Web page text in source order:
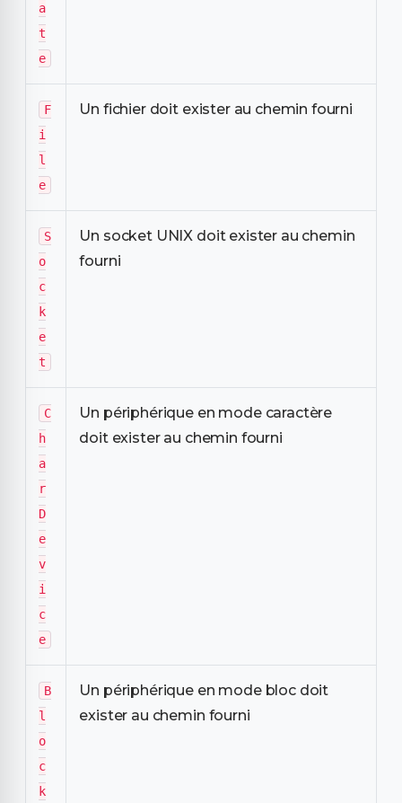
a
t
e
F
i
l
e
Un fichier doit exister au chemin fourni
S
o
c
k
e
t
Un socket UNIX doit exister au chemin
fourni
C
h
a
r
D
e
v
i
c
e
Un périphérique en mode caractère
doit exister au chemin fourni
B
l
o
c
k
Un périphérique en mode bloc doit
exister au chemin fourni